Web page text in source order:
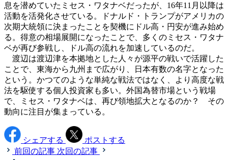
息を潜めていたミセス・ワタナベだったが、16年11月以降は
活動を活発化させている。ドナルド・トランプがアメリカの
次期大統領に決まったことを契機にドル高・円安が進み始め
る。得意の相場展開になったことで、多くのミセス・ワタナ
ベが再び参戦し、ドル高の流れを加速しているのだ。
渡辺は渡辺津を本拠地とした人々が源平の戦いで活躍した
ことで、東海から九州まで広がり、日本有数の名字となった
という。かつてのような単純な戦法ではなく、より高度な戦
法を駆使する個人投資家も多い。外国為替市場という戦場
で、ミセス・ワタナベは、再び領地拡大となるのか？ その
動向に注目が集まっている。
シェアする
ポストする
前回の記事 次回の記事